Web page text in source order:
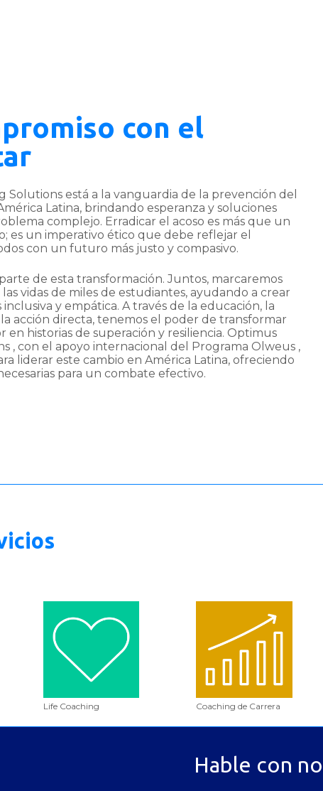
con el
Solutions está a la vanguardia de la prevención del
Latina, brindando esperanza y soluciones
complejo. Erradicar el acoso es más que un
es un imperativo ético que debe reflejar el
con un futuro más justo y compasivo.
de esta transformación. Juntos, marcaremos
vidas de miles de estudiantes, ayudando a crear
inclusiva y empática. A través de la educación, la
acción directa, tenemos el poder de transformar
en historias de superación y resiliencia. Optimus
, con el apoyo internacional del Programa Olweus ,
liderar este cambio en América Latina, ofreciendo
para un combate efectivo.
Life Coaching Coaching de Carrera
Hable con